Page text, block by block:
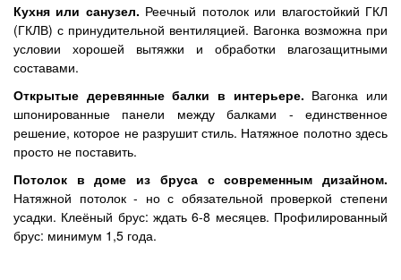
Кухня или санузел. Реечный потолок или влагостойкий ГКЛ
(ГКЛВ) с принудительной вентиляцией. Вагонка возможна при
условии хорошей вытяжки и обработки влагозащитными
составами.
Открытые деревянные балки в интерьере. Вагонка или
шпонированные панели между балками - единственное
решение, которое не разрушит стиль. Натяжное полотно здесь
просто не поставить.
Потолок в доме из бруса с современным дизайном.
Натяжной потолок - но с обязательной проверкой степени
усадки. Клеёный брус: ждать 6-8 месяцев. Профилированный
брус: минимум 1,5 года.